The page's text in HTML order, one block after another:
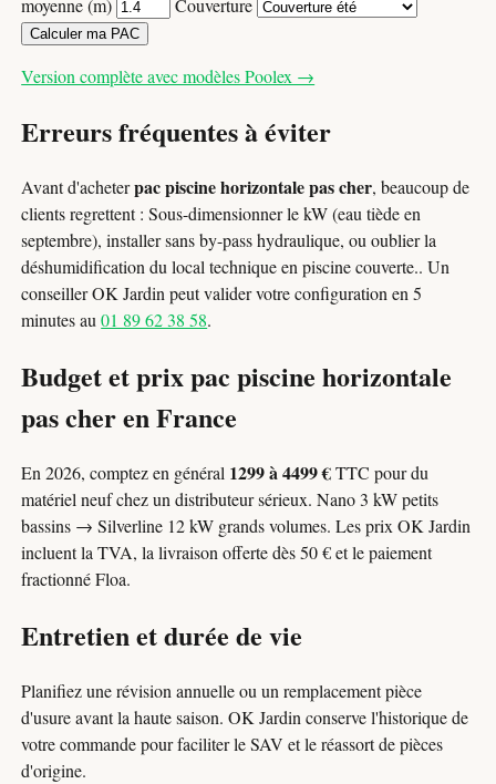
Calculer ma PAC
Version complète avec modèles Poolex →
Erreurs fréquentes à éviter
Avant d'acheterpac piscine horizontale pas cher, beaucoup de
clients regrettent : Sous-dimensionner le kW (eau tiède en
septembre), installer sans by-pass hydraulique, ou oublier la
déshumidification du local technique en piscine couverte.. Un
conseiller OK Jardin peut valider votre configuration en 5
minutes au01 89 62 38 58.
Budget et prix pac piscine horizontale
pas cher en France
En 2026, comptez en général 1299 à 4499 €TTC pour du
matériel neuf chez un distributeur sérieux. Nano 3 kW petits
bassins → Silverline 12 kW grands volumes. Les prix OK Jardin
incluent la TVA, la livraison offerte dès 50 € et le paiement
fractionné Floa.
Entretien et durée de vie
Planifiez une révision annuelle ou un remplacement pièce
d'usure avant la haute saison. OK Jardin conserve l'historique de
votre commande pour faciliter le SAV et le réassort de pièces
d'origine.